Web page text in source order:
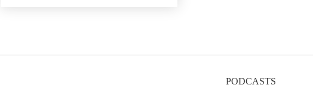
PODCASTS